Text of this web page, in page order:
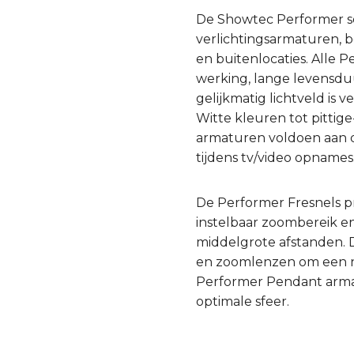
De Showtec Performer
verlichtingsarmaturen,
en buitenlocaties. Alle
werking, lange
gelijkmatig lichtveld is
Witte kleuren tot
armaturen voldoen aan
tijdens tv/video
De Performer Fresnels
instelbaar zoombereik
middelgrote afstanden.
en zoomlenzen om een
Performer Pendant
optimale sfeer.